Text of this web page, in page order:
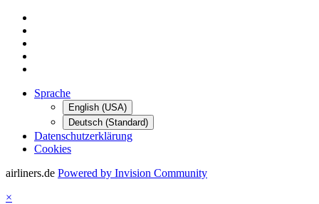
Sprache
English (USA)
Deutsch (Standard)
Datenschutzerklärung
Cookies
airliners.de Powered by Invision Community
×